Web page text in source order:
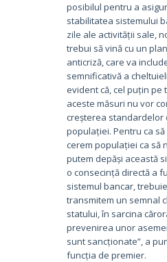
posibilul pentru a
stabilitatea sistemului
zile ale activității sale,
trebui să vină cu un
anticriză, care va
semnificativă a
evident că, cel puțin pe
aceste măsuri nu vor
creșterea standardelor
populației. Pentru ca
cerem populației ca să
putem depăși această
o consecință directă a
sistemul bancar,
transmitem un semnal
statului, în sarcina
prevenirea unor
sunt sancționate”, a
funcția de premier.